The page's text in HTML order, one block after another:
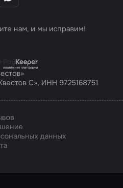
нам, и мы исправим!
С», ИНН 9725168751
данных